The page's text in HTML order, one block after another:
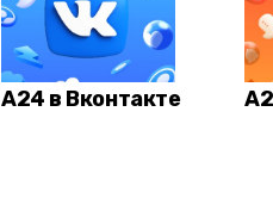
А24 в Вконтакте